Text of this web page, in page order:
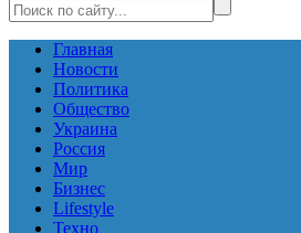
Главная
Новости
Политика
Общество
Украина
Россия
Мир
Бизнес
Lifestyle
Техно